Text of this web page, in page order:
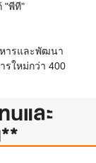
"พีที"
หารและพัฒนา
รใหม่กว่า 400
นและ